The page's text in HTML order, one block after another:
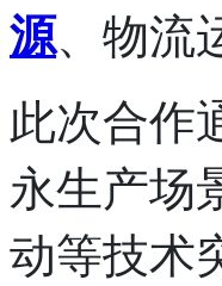
源、物流
此次合作
永生产场
动等技术